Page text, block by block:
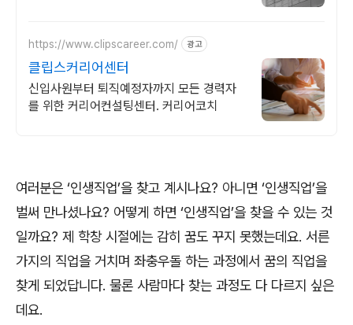
https://www.clipscareer.com/ 광고
클립스커리어센터
신입사원부터 퇴직예정자까지 모든 경력자
를 위한 커리어컨설팅센터. 커리어코치
여러분은 ‘인생직업’을 찾고 계시나요? 아니면 ‘인생직업’을
벌써 만나셨나요? 어떻게 하면 ‘인생직업’을 찾을 수 있는 것
일까요? 제 학창 시절에는 감히 꿈도 꾸지 못했는데요. 서른
가지의 직업을 거치며 좌충우돌 하는 과정에서 꿈의 직업을
찾게 되었답니다. 물론 사람마다 찾는 과정도 다 다르지 싶은
데요.